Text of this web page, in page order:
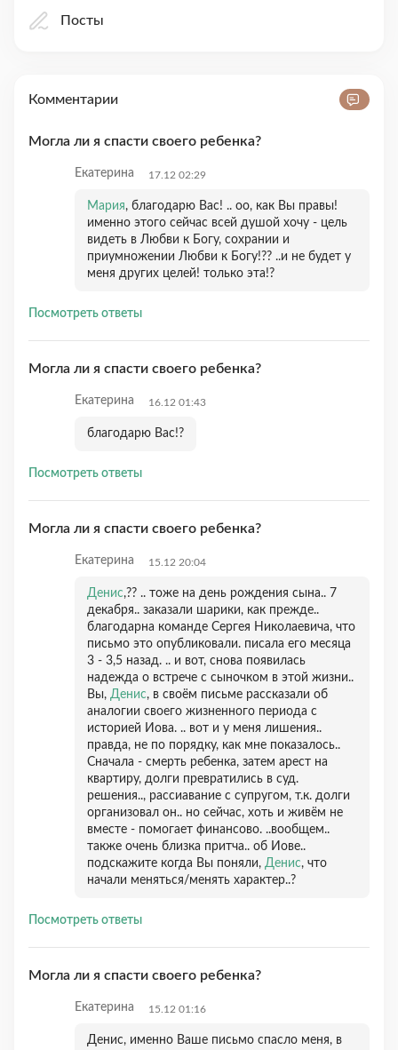
Посты
Комментарии
Могла ли я спасти своего ребенка?
Екатерина 17.12 02:29
Мария, благодарю Вас! .. оо, как Вы правы!
именно этого сейчас всей душой хочу - цель
видеть в Любви к Богу, сохрании и
приумножении Любви к Богу!?? ..и не будет у
меня других целей! только эта!?
Посмотреть ответы
Могла ли я спасти своего ребенка?
Екатерина 16.12 01:43
благодарю Вас!?
Посмотреть ответы
Могла ли я спасти своего ребенка?
Екатерина 15.12 20:04
Денис,?? .. тоже на день рождения сына.. 7
декабря.. заказали шарики, как прежде..
благодарна команде Сергея Николаевича, что
письмо это опубликовали. писала его месяца
3 - 3,5 назад. .. и вот, снова появилась
надежда о встрече с сыночком в этой жизни..
Вы, Денис, в своём письме рассказали об
аналогии своего жизненного периода с
историей Иова. .. вот и у меня лишения..
правда, не по порядку, как мне показалось..
Сначала - смерть ребенка, затем арест на
квартиру, долги превратились в суд.
решения.., рассиавание с супругом, т.к. долги
организовал он.. но сейчас, хоть и живём не
вместе - помогает финансово. ..вообщем..
также очень близка притча.. об Иове..
подскажите когда Вы поняли, Денис, что
начали меняться/менять характер..?
Посмотреть ответы
Могла ли я спасти своего ребенка?
Екатерина 15.12 01:16
Денис, именно Ваше письмо спасло меня, в